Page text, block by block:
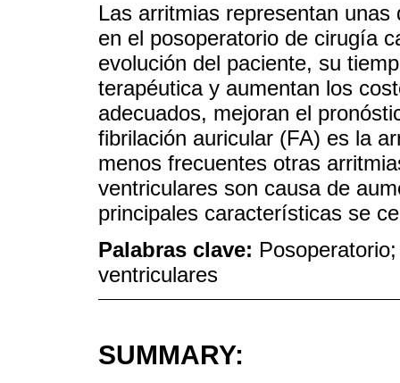
Las arritmias representan
en el posoperatorio de cirugía
evolución del paciente, su
terapéutica y aumentan los
adecuados, mejoran el
fibrilación auricular (FA) es la
menos frecuentes otras
ventriculares son causa de
principales características se
Palabras clave:
ventriculares
SUMMARY: